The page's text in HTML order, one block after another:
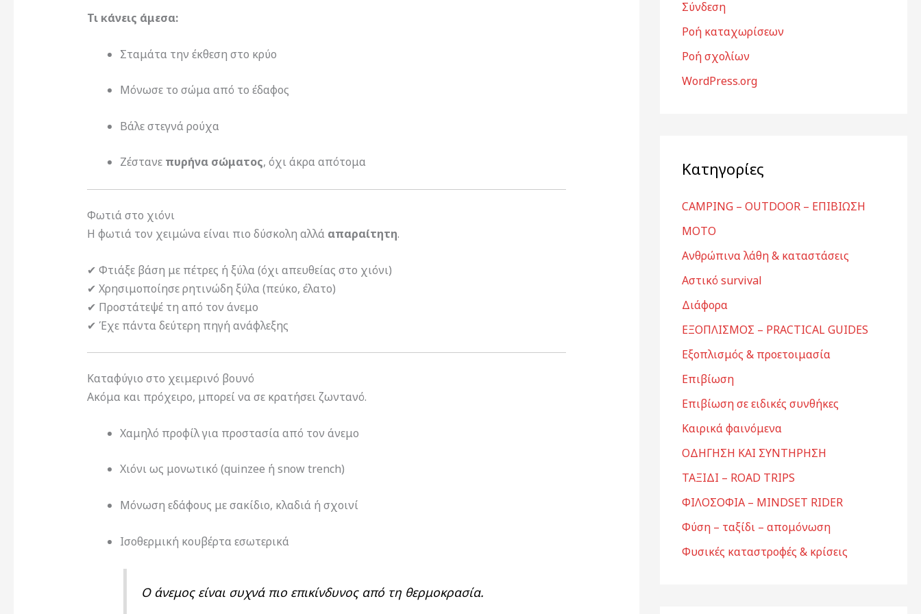
Τι κάνεις άμεσα:
Σταμάτα την έκθεση στο κρύο
Μόνωσε το σώμα από το έδαφος
Βάλε στεγνά ρούχα
Ζέστανε πυρήνα σώματος, όχι άκρα απότομα
Φωτιά στο χιόνι
Η φωτιά τον χειμώνα είναι πιο δύσκολη αλλά απαραίτητη.
✔ Φτιάξε βάση με πέτρες ή ξύλα (όχι απευθείας στο χιόνι)
✔ Χρησιμοποίησε ρητινώδη ξύλα (πεύκο, έλατο)
✔ Προστάτεψέ τη από τον άνεμο
✔ Έχε πάντα δεύτερη πηγή ανάφλεξης
Καταφύγιο στο χειμερινό βουνό
Ακόμα και πρόχειρο, μπορεί να σε κρατήσει ζωντανό.
Χαμηλό προφίλ για προστασία από τον άνεμο
Χιόνι ως μονωτικό (quinzee ή snow trench)
Μόνωση εδάφους με σακίδιο, κλαδιά ή σχοινί
Ισοθερμική κουβέρτα εσωτερικά
Ο άνεμος είναι συχνά πιο επικίνδυνος από τη θερμοκρασία.
Σύνδεση
Ροή καταχωρίσεων
Ροή σχολίων
WordPress.org
Kατηγορίες
CAMPING – OUTDOOR – ΕΠΙΒΙΩΣΗ
MOTO
Ανθρώπινα λάθη & καταστάσεις
Αστικό survival
Διάφορα
ΕΞΟΠΛΙΣΜΟΣ – PRACTICAL GUIDES
Εξοπλισμός & προετοιμασία
Επιβίωση
Επιβίωση σε ειδικές συνθήκες
Καιρικά φαινόμενα
ΟΔΗΓΗΣΗ ΚΑΙ ΣΥΝΤΗΡΗΣΗ
ΤΑΞΙΔΙ – ROAD TRIPS
ΦΙΛΟΣΟΦΙΑ – MINDSET RIDER
Φύση – ταξίδι – απομόνωση
Φυσικές καταστροφές & κρίσεις